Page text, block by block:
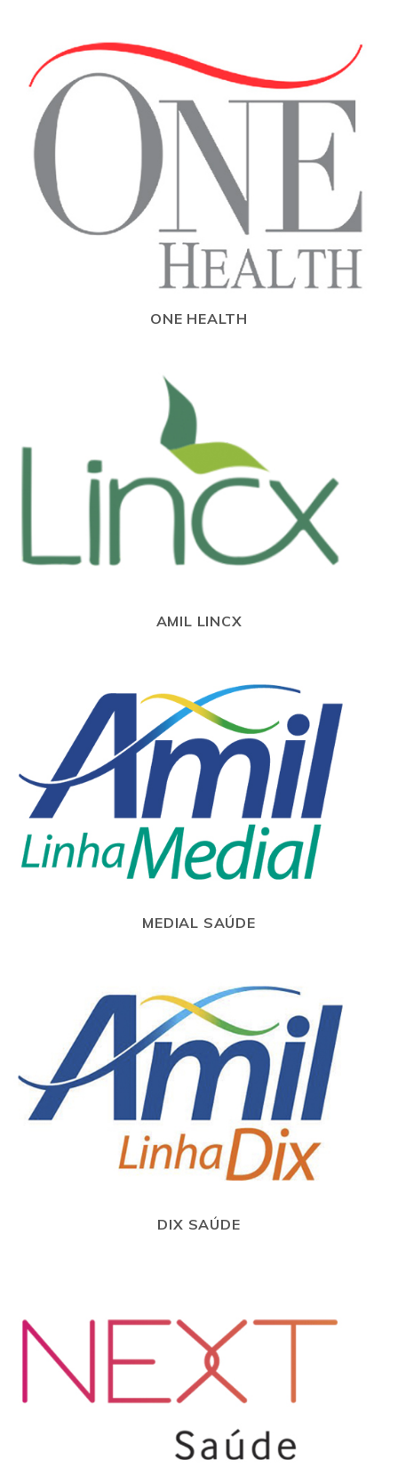
ONE HEALTH
AMIL LINCX
MEDIAL SAÚDE
DIX SAÚDE